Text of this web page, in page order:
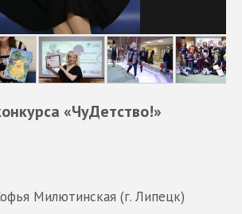
«ЧуДетство!»
Милютинская (г. Липецк)